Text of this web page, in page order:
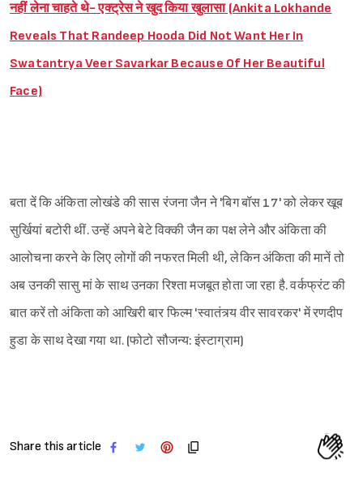
नहीं लेना चाहते थे- एक्ट्रेस ने खुद किया खुलासा (Ankita Lokhande
Reveals That Randeep Hooda Did Not Want Her In
Swatantrya Veer Savarkar Because Of Her Beautiful
Face)
बता दें कि अंकिता लोखंडे की सास रंजना जैन ने 'बिग बॉस 17' को लेकर खूब
सुर्खियां बटोरी थीं. उन्हें अपने बेटे विक्की जैन का पक्ष लेने और अंकिता की
आलोचना करने के लिए लोगों की नफरत मिली थी, लेकिन अंकिता की मानें तो
अब उनकी सासु मां के साथ उनका रिश्ता मजबूत होता जा रहा है. वर्कफ्रंट की
बात करें तो अंकिता को आखिरी बार फिल्म 'स्वातंत्र्य वीर सावरकर' में रणदीप
हुडा के साथ देखा गया था. (फोटो सौजन्य: इंस्टाग्राम)
Share this article